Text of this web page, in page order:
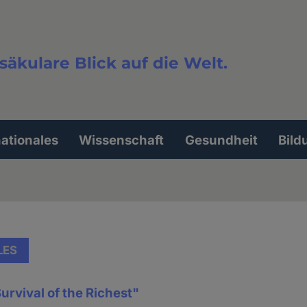
Blick auf die Welt.
Wissenschaft Gesundheit
of the Richest"